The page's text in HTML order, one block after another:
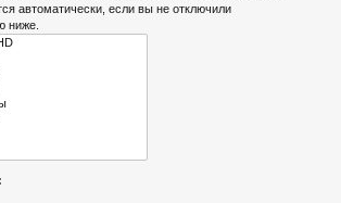
автоматически, если вы не отключили
ниже.